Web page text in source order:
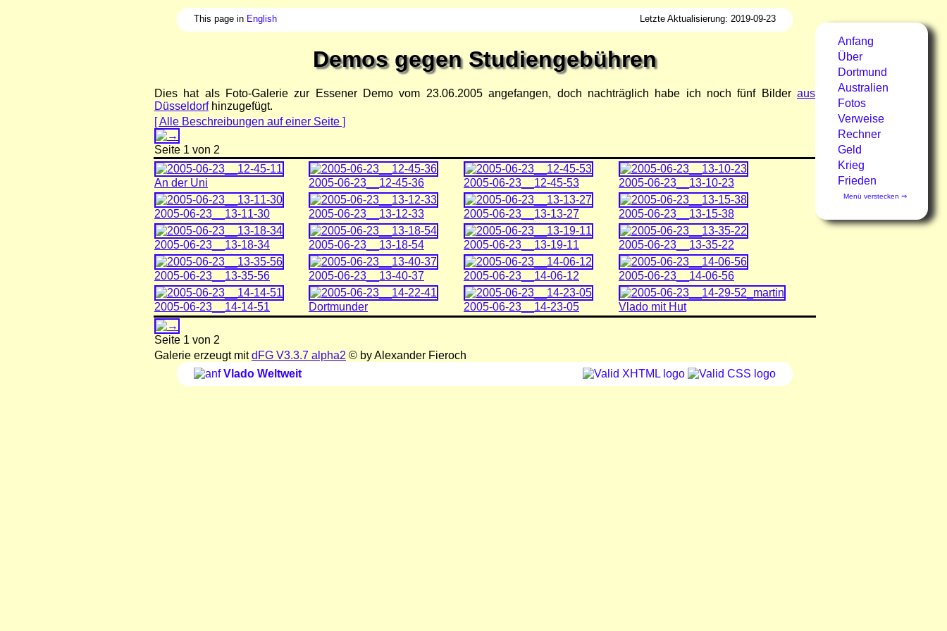
Anfang
Über
Dortmund
Australien
Fotos
Verweise
Rechner
Geld
Krieg
Frieden
Menü verstecken ⇒
⇐ Menü zeigen
This page in English Letzte Aktualisierung: 2019-09-23
Demos gegen Studiengebühren
Dies hat als Foto-Galerie zur Essener Demo vom 23.06.2005 angefangen, doch nachträglich habe ich noch fünf Bilder aus
Düsseldorfhinzugefügt.
[ Alle Beschreibungen auf einer Seite ]
Seite 1 von 2
An der Uni 2005-06-23__12-45-36 2005-06-23__12-45-53 2005-06-23__13-10-23
2005-06-23__13-11-30 2005-06-23__13-12-33 2005-06-23__13-13-27 2005-06-23__13-15-38
2005-06-23__13-18-34 2005-06-23__13-18-54 2005-06-23__13-19-11 2005-06-23__13-35-22
2005-06-23__13-35-56 2005-06-23__13-40-37 2005-06-23__14-06-12 2005-06-23__14-06-56
2005-06-23__14-14-51 Dortmunder 2005-06-23__14-23-05 Vlado mit Hut
Seite 1 von 2
Galerie erzeugt mitdFG V3.3.7 alpha2 © by Alexander Fieroch
Vlado Weltweit